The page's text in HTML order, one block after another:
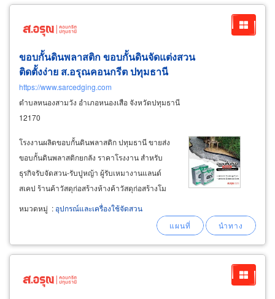
ขอบกั้นดินพลาสติก ขอบกั้นดินจัดแต่งสวน
ติดตั้งง่าย ส.อรุณคอนกรีต ปทุมธานี
https://www.sarcedging.com
ตำบลหนองสามวัง อำเภอหนองเสือ จังหวัดปทุมธานี
12170
โรงงานผลิตขอบกั้นดินพลาสติก ปทุมธานี ขายส่ง
ขอบกั้นดินพลาสติกยกลัง ราคาโรงงาน สำหรับ
ธุรกิจรับจัดสวน-รับปูหญ้า ผู้รับเหมางานแลนด์
สเคป ร้านค้าวัสดุก่อสร้างห้างค้าวัสดุก่อสร้างโม
เดิร์นเทรด ธุรกิจขายสินค้าออนไลน์ มีสต๊อกพร้อม
ส่ง บริการจัดส่งทั่วประเทศไทย จำหน่ายส่งชุดขอบ
กั้นดินพลาสติก pe ราคาส่ง (มีสีเขียวและสีดำ
หมวดหมู่ : อุปกรณ์และเครื่องใช้จัดสวน